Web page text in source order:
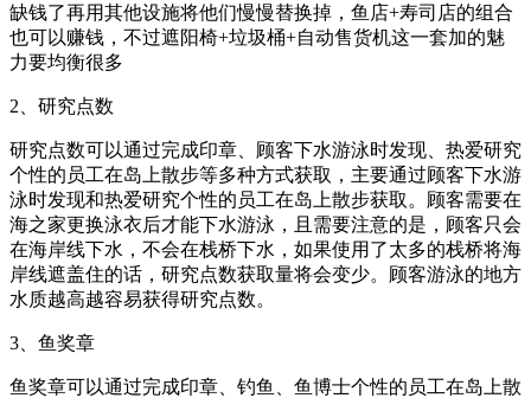
缺钱了再用其他设施将他们慢慢替换掉，鱼店+寿司店的组合
也可以赚钱，不过遮阳椅+垃圾桶+自动售货机这一套加的魅
力要均衡很多
2、研究点数
研究点数可以通过完成印章、顾客下水游泳时发现、热爱研究
个性的员工在岛上散步等多种方式获取，主要通过顾客下水游
泳时发现和热爱研究个性的员工在岛上散步获取。顾客需要在
海之家更换泳衣后才能下水游泳，且需要注意的是，顾客只会
在海岸线下水，不会在栈桥下水，如果使用了太多的栈桥将海
岸线遮盖住的话，研究点数获取量将会变少。顾客游泳的地方
水质越高越容易获得研究点数。
3、鱼奖章
鱼奖章可以通过完成印章、钓鱼、鱼博士个性的员工在岛上散